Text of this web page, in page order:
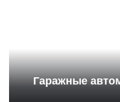
Гаражные